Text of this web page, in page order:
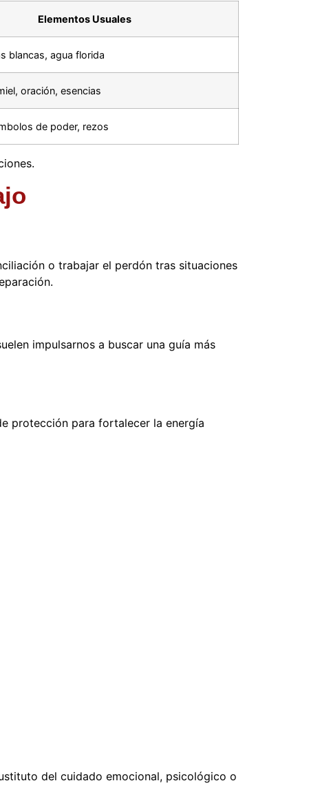
Elementos Usuales
blancas, agua florida
oración, esencias
de poder, rezos
o trabajar el perdón tras situaciones
impulsarnos a buscar una guía más
protección para fortalecer la energía
del cuidado emocional, psicológico o